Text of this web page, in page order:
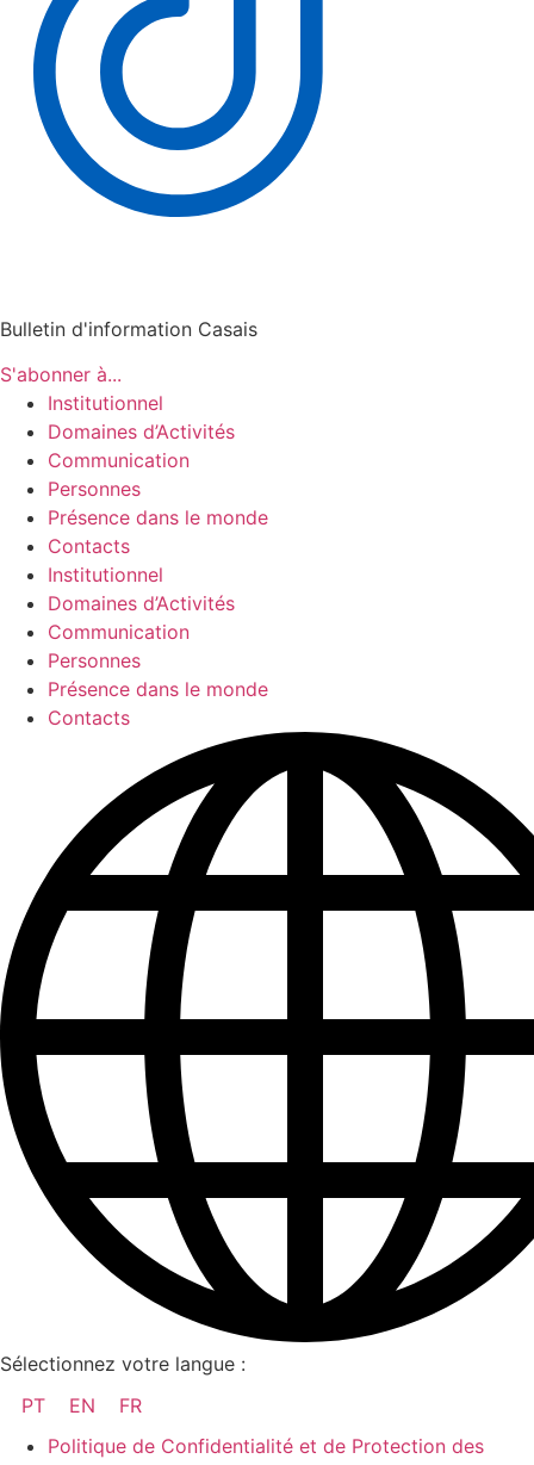
Bulletin d'information Casais
S'abonner à...
Institutionnel
Domaines d’Activités
Communication
Personnes
Présence dans le monde
Contacts
Institutionnel
Domaines d’Activités
Communication
Personnes
Présence dans le monde
Contacts
Sélectionnez votre langue :
PT
EN
FR
Politique de Confidentialité et de Protection des